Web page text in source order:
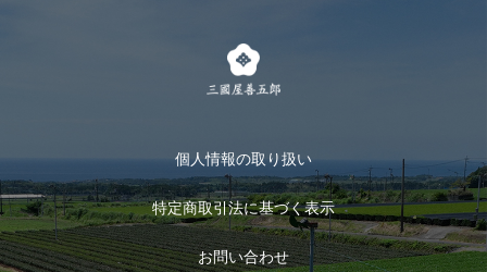
お茶のギフト
おすすめのお茶
ログイン
ログアウト
個人情報の取り扱い
特定商取引法に基づく表示
お問い合わせ